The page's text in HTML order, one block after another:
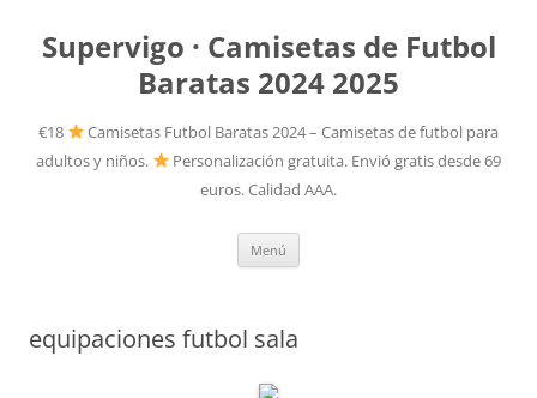
Supervigo · Camisetas de Futbol
Baratas 2024 2025
€18
Camisetas Futbol Baratas 2024 – Camisetas de futbol para
adultos y niños.
Personalización gratuita. Envió gratis desde 69
euros. Calidad AAA.
Menú
equipaciones futbol sala